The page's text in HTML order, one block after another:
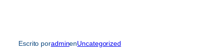
Escrito poradminenUncategorized